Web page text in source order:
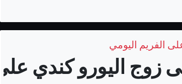
الفريم اليومي
زوج اليورو كندي